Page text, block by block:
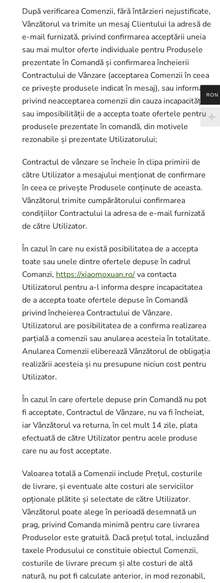
După verificarea Comenzii, fără întârzieri nejustificate,
Vânzătorul va trimite un mesaj Clientului la adresă de
e-mail furnizată, privind confirmarea acceptării uneia
sau mai multor oferte individuale pentru Produsele
prezentate în Comandă și confirmarea încheierii
Contractului de Vânzare (acceptarea Comenzii în ceea
ce privește produsele indicat în mesaj), sau informații
privind neacceptarea comenzii din cauza incapacității
sau imposibilității de a accepta toate ofertele pentru
produsele prezentate în comandă, din motivele
rezonabile și prezentate Utilizatorului;
Contractul de vânzare se încheie în clipa primirii de
către Utilizator a mesajului menționat de confirmare
în ceea ce privește Produsele conținute de aceasta.
Vânzătorul trimite cumpărătorului confirmarea
condițiilor Contractului la adresa de e-mail furnizată
de către Utilizator.
În cazul în care nu există posibilitatea de a accepta
toate sau unele dintre ofertele depuse în cadrul
Comanzi, https://xiaomoxuan.ro/va contacta
Utilizatorul pentru a-l informa despre incapacitatea
de a accepta toate ofertele depuse în Comandă
privind încheierea Contractului de Vânzare.
Utilizatorul are posibilitatea de a confirma realizarea
parțială a comenzii sau anularea acesteia în totalitate.
Anularea Comenzii eliberează Vânzătorul de obligația
realizării acesteia și nu presupune niciun cost pentru
Utilizator.
În cazul în care ofertele depuse prin Comandă nu pot
fi acceptate, Contractul de Vânzare, nu va fi încheiat,
iar Vânzătorul va returna, în cel mult 14 zile, plata
efectuată de către Utilizator pentru acele produse
care nu au fost acceptate.
Valoarea totală a Comenzii include Prețul, costurile
de livrare, și eventuale alte costuri ale serviciilor
opționale plătite și selectate de către Utilizator.
Vânzătorul poate alege în perioadă desemnată un
prag, privind Comanda minimă pentru care livrarea
Produselor este gratuită. Dacă prețul total, incluzând
taxele Produsului ce constituie obiectul Comenzii,
costurile de livrare precum și alte costuri de altă
natură, nu pot fi calculate anterior, in mod rezonabil,
RON